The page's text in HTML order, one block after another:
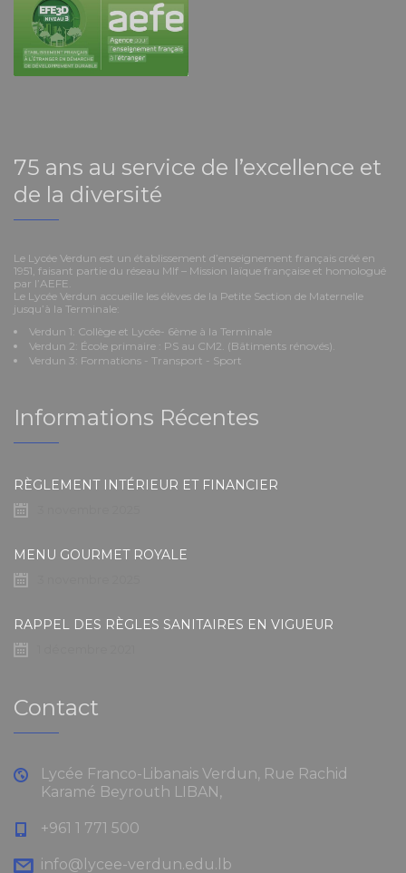
75 ans au service de l’excellence et
de la diversité
Le Lycée Verdun est un établissement d’enseignement français créé en
1951, faisant partie du réseau Mlf – Mission laïque française et homologué
par l’AEFE.
Le Lycée Verdun accueille les élèves de la Petite Section de Maternelle
jusqu’à la Terminale:
Verdun 1: Collège et Lycée- 6ème à la Terminale
Verdun 2: École primaire : PS au CM2. (Bâtiments rénovés).
Verdun 3: Formations - Transport - Sport
Informations Récentes
RÈGLEMENT INTÉRIEUR ET FINANCIER
MENU GOURMET ROYALE
RAPPEL DES RÈGLES SANITAIRES EN VIGUEUR
Contact
Lycée Franco-Libanais Verdun, Rue Rachid
Karamé Beyrouth LIBAN,
+961 1 771 500
info@lycee-verdun.edu.lb